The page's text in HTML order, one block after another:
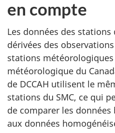
en compte
Les données des stations
dérivées des
stations météorologiques
météorologique du
de DCCAH utilisent le
stations du SMC, ce qui
de comparer les
aux données